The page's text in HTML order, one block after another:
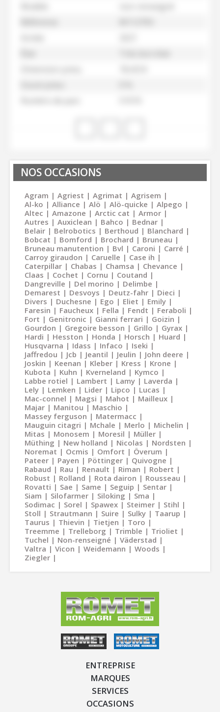
NOS OCCASIONS
Agram Agriest Agrimat
Agrisem
Al-ko
Alliance Alö Alö-quicke
Alpego
Altec
Amazone Arctic cat
Armor
Autres
Auxiclean Bahco
Bednar
Belair
Belrobotics Berthoud
Blanchard
Bobcat
Bomford Brochard
Bruneau
Bruneau manutention
Bvl Caroni
Carré
Carroy giraudon
Caruelle
Case ih
Caterpillar
Chabas Chamsa
Chevance
Claas
Cochet Cornu
Coutand
Dangreville
Del morino
Delimbe
Demarest
Desvoys Deutz-fahr
Dieci
Divers
Duchesne Ego Eliet
Emily
Faresin
Faucheux Fella Fendt
Feraboli
Fort
Genitronic Gianni ferrari
Goizin
Gourdon
Gregoire besson Grillo
Gyrax
Hardi
Hesston Honda Horsch
Huard
Husqvarna
Idass Infaco
Iseki
Jaffredou
Jcb Jeantil Jeulin
John deere
Joskin
Keenan Kleber Kress
Krone
Kubota
Kuhn Kverneland
Kymco
Labbe rotiel
Lambert Lamy
Laverda
Lely
Lemken Lider Lipco
Lucas
Mac-connel
Magsi Mahot
Mailleux
Majar
Manitou
Maschio
Massey ferguson
Matermacc
Mauguin citagri
Mchale Merlo
Michelin
Mitas
Monosem Moresil
Müller
Müthing
New holland Nicolas
Nordsten
Noremat
Ocmis Omfort
Överum
Pateer
Payen Pöttinger
Quivogne
Rabaud
Rau Renault Riman
Robert
Robust
Rolland Rota dairon
Rousseau
Rovatti
Sae Same Seguip
Sentar
Siam
Silofarmer Siloking
Sma
Sodimac
Sorel Spawex Steimer
Stihl
Stoll
Strautmann Suire Sulky
Taarup
Taurus
Thievin Tietjen
Toro
Treemme
Trelleborg Trimble
Trioliet
Tuchel
Non-renseigné
Väderstad
Valtra
Vicon Weidemann
Woods
Ziegler
ENTREPRISE
MARQUES
SERVICES
OCCASIONS